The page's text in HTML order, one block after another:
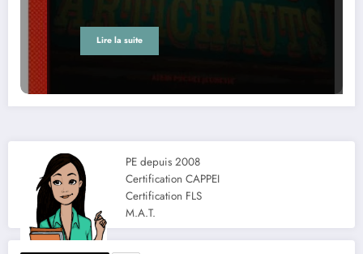
Lire la suite
PE depuis 2008
Certification CAPPEI
Certification FLS
M.A.T.